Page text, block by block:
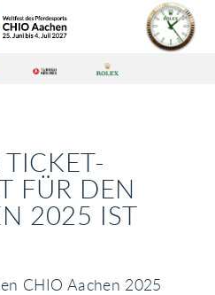
FÜR DEN
2025 IST
CHIO Aachen 2025